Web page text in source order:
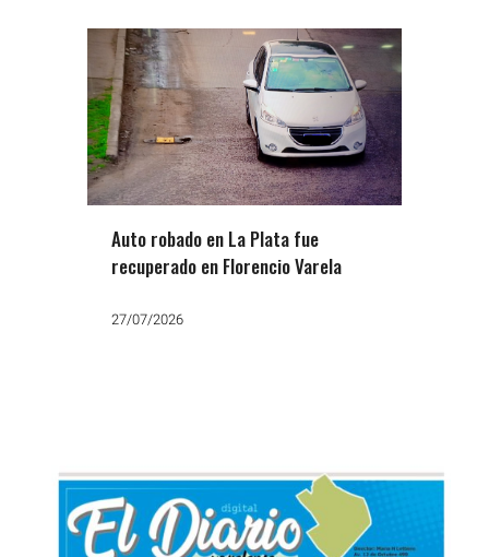
Auto robado en La Plata fue
recuperado en Florencio Varela
27/07/2026